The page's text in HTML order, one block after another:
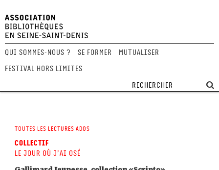
Qui sommes-nous ? Se former
Mutualiser
Festival Hors Limites
Toutes les lectures ados
Collectif
Le jour où j’ai osé